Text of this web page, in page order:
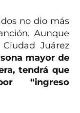
no dio más
Aunque
Juárez
mayor de
tendrá que
“ingreso